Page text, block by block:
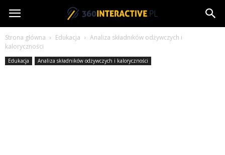
360interactive.pl
Strona główna Edukacja
Analiza składników odżywczych i
kaloryczności
Edukacja Analiza składników odżywczych i kaloryczności